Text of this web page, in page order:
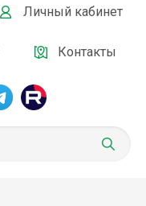
Личный кабинет
Контакты